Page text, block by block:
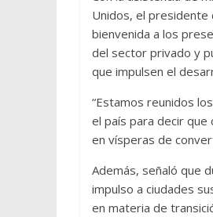
Unidos, el presidente
bienvenida a los
del sector privado y
que impulsen el
“Estamos reunidos
el país para decir que
en vísperas de
Además, señaló que
impulso a ciudades
en materia de